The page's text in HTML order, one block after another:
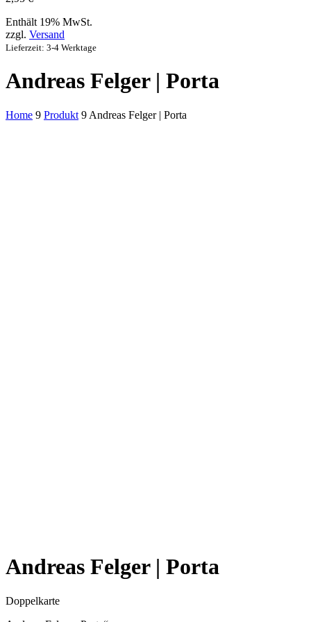
Enthält 19% MwSt.
zzgl. Versand
Lieferzeit: 3-4 Werktage
Andreas Felger | Porta
Home 9 Produkt 9 Andreas Felger | Porta
Andreas Felger | Porta
Doppelkarte